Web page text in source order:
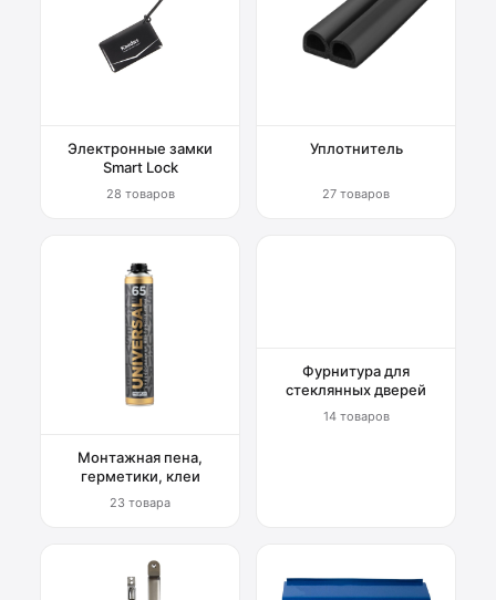
Электронные замки
Smart Lock
28 товаров
Уплотнитель
27 товаров
Монтажная пена,
герметики, клеи
23 товара
Фурнитура для
стеклянных дверей
14 товаров